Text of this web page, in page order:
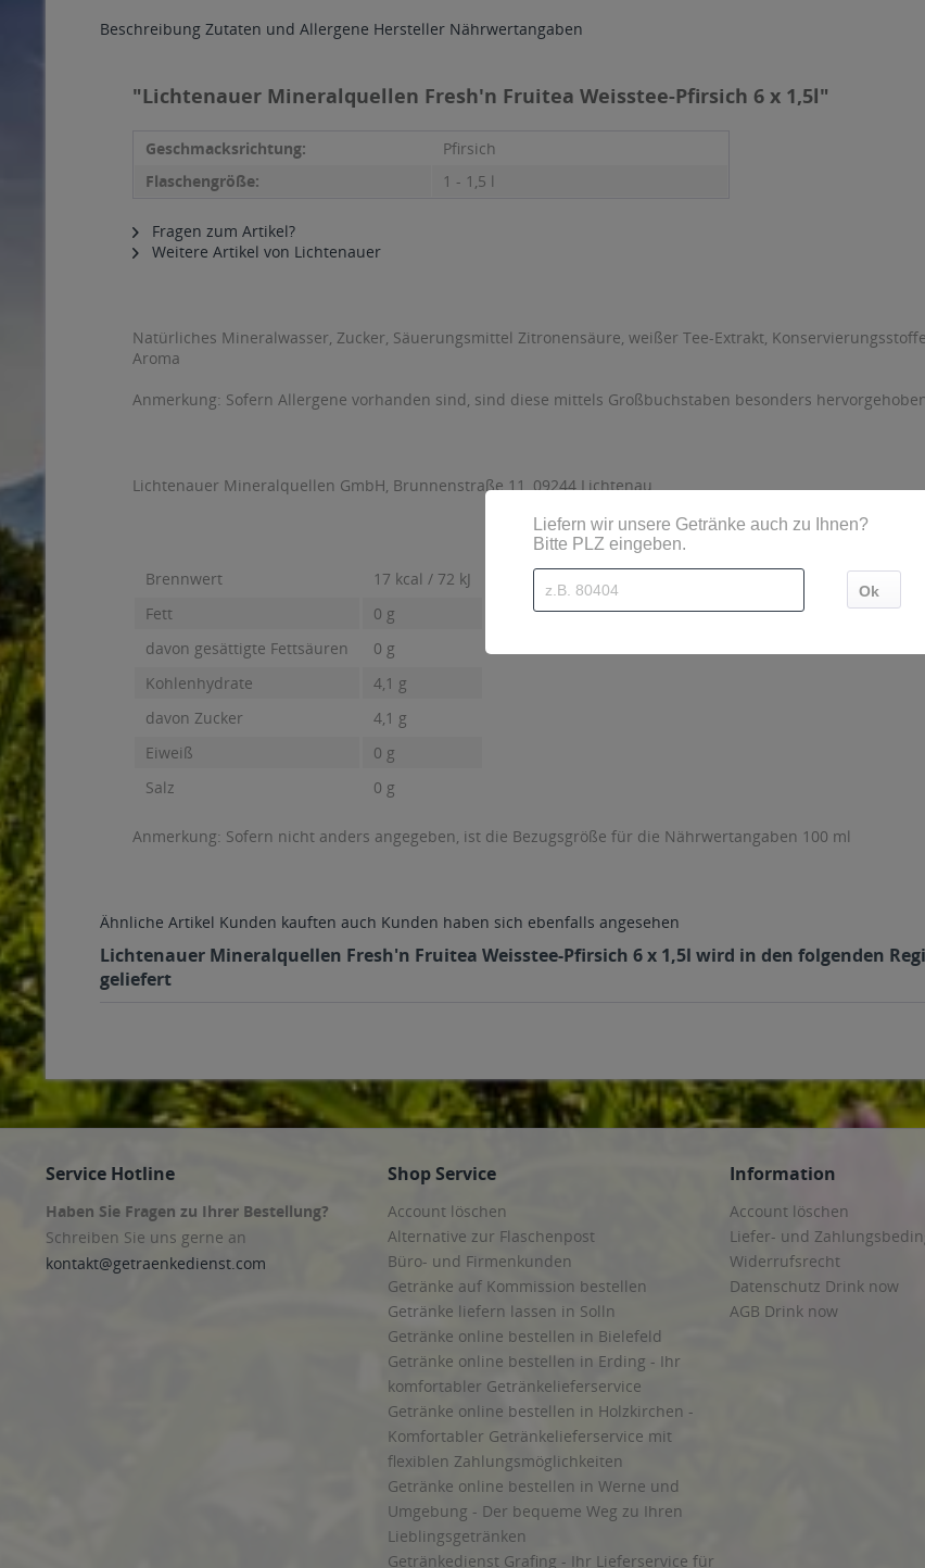
Beschreibung Zutaten und Allergene Hersteller Nährwertangaben
"Lichtenauer Mineralquellen Fresh'n Fruitea Weisstee-Pfirsich 6 x 1,5l"
Geschmacksrichtung:
Pfirsich
Flaschengröße:
1 - 1,5 l
Fragen zum Artikel?
Weitere Artikel von Lichtenauer
Natürliches Mineralwasser, Zucker, Säuerungsmittel Zitronensäure, weißer Tee-Extrakt,
Aroma
Anmerkung: Sofern Allergene vorhanden sind, sind diese mittels Großbuchstaben besonders
Lichtenauer Mineralquellen GmbH, Brunnenstraße 11, 09244 Lichtenau
Brennwert
17 kcal / 72 kJ
Fett
0 g
davon gesättigte Fettsäuren
0 g
Kohlenhydrate
4,1 g
davon Zucker
4,1 g
Eiweiß
0 g
Salz
0 g
Anmerkung: Sofern nicht anders angegeben, ist die Bezugsgröße für die Nährwertangaben 100 ml
Ähnliche Artikel Kunden kauften auch Kunden haben sich ebenfalls angesehen
Lichtenauer Mineralquellen Fresh'n Fruitea Weisstee-Pfirsich 6 x 1,5l wird in den folgenden
geliefert
Service Hotline
Haben Sie Fragen zu Ihrer Bestellung?
Schreiben Sie uns gerne an
kontakt@getraenkedienst.com
Shop Service
Account löschen
Alternative zur Flaschenpost
Büro- und Firmenkunden
Getränke auf Kommission bestellen
Getränke liefern lassen in Solln
Getränke online bestellen in Bielefeld
Getränke online bestellen in Erding - Ihr
komfortabler Getränkelieferservice
Getränke online bestellen in Holzkirchen -
Komfortabler Getränkelieferservice mit
flexiblen Zahlungsmöglichkeiten
Getränke online bestellen in Werne und
Umgebung - Der bequeme Weg zu Ihren
Lieblingsgetränken
Getränkedienst Grafing - Ihr Lieferservice für
Information
Account löschen
Liefer- und
Widerrufsrecht
Datenschutz Drink now
AGB Drink now